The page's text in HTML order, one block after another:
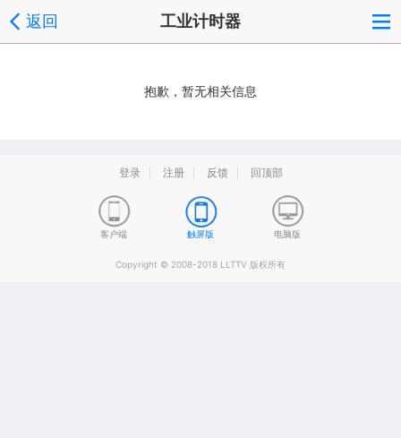
返回 工业计时器
抱歉，暂无相关信息
登录 注册 反馈 回顶部
客户端 触屏版 电脑版
Copyright © 2008-2018 LLTTV 版权所有